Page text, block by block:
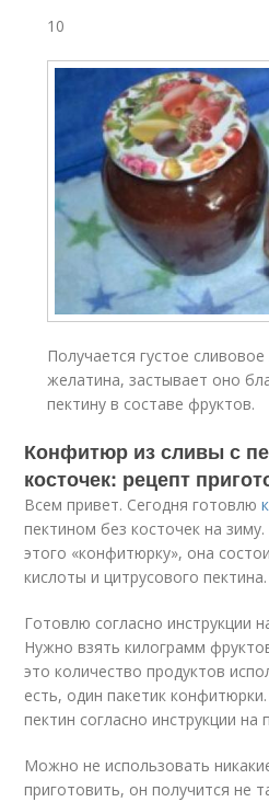
10
Получается густое
желатина, застывает оно
пектину в составе фруктов.
Конфитюр из сливы с
косточек: рецепт
Всем привет. Сегодня готовлю
пектином без косточек на
этого «конфитюрку», она
кислоты и цитрусового пектина.
Готовлю согласно инструкции
Нужно взять килограмм
это количество продуктов
есть, один пакетик
пектин согласно инструкции на
Можно не использовать
приготовить, он получится не